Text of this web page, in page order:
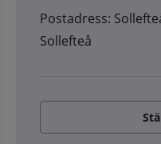
Postadress:
Sollefteå